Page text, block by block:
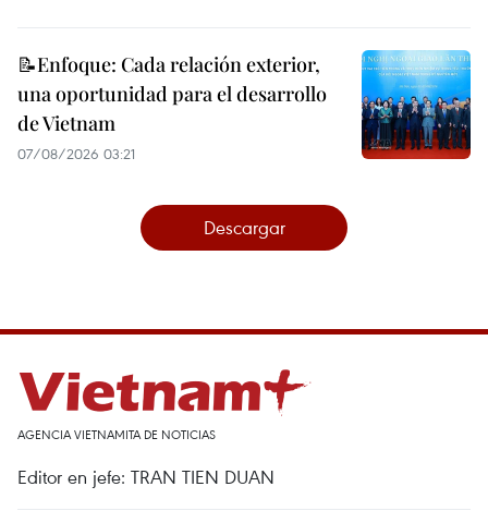
📝Enfoque: Cada relación exterior,
una oportunidad para el desarrollo
de Vietnam
07/08/2026 03:21
Descargar
AGENCIA VIETNAMITA DE NOTICIAS
Editor en jefe: TRAN TIEN DUAN